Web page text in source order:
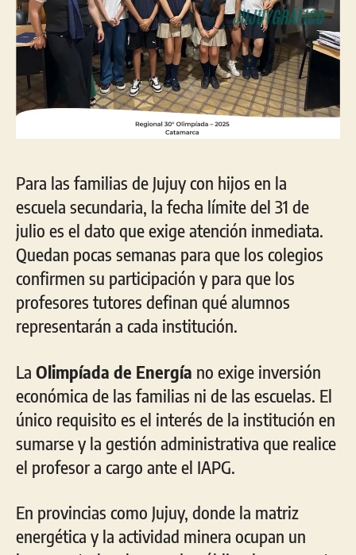
Para las familias de Jujuy con hijos en la
escuela secundaria, la fecha límite del 31 de
julio es el dato que exige atención inmediata.
Quedan pocas semanas para que los colegios
confirmen su participación y para que los
profesores tutores definan qué alumnos
representarán a cada institución.
La Olimpíada de Energía no exige inversión
económica de las familias ni de las escuelas. El
único requisito es el interés de la institución en
sumarse y la gestión administrativa que realice
el profesor a cargo ante el IAPG.
En provincias como Jujuy, donde la matriz
energética y la actividad minera ocupan un